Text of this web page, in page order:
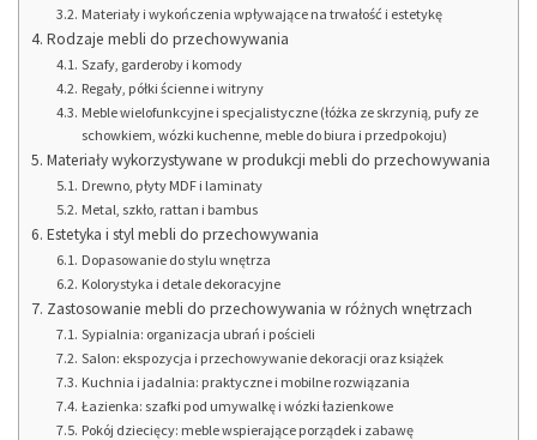
Materiały i wykończenia wpływające na trwałość i estetykę
Rodzaje mebli do przechowywania
Szafy, garderoby i komody
Regały, półki ścienne i witryny
Meble wielofunkcyjne i specjalistyczne (łóżka ze skrzynią, pufy ze
schowkiem, wózki kuchenne, meble do biura i przedpokoju)
Materiały wykorzystywane w produkcji mebli do przechowywania
Drewno, płyty MDF i laminaty
Metal, szkło, rattan i bambus
Estetyka i styl mebli do przechowywania
Dopasowanie do stylu wnętrza
Kolorystyka i detale dekoracyjne
Zastosowanie mebli do przechowywania w różnych wnętrzach
Sypialnia: organizacja ubrań i pościeli
Salon: ekspozycja i przechowywanie dekoracji oraz książek
Kuchnia i jadalnia: praktyczne i mobilne rozwiązania
Łazienka: szafki pod umywalkę i wózki łazienkowe
Pokój dziecięcy: meble wspierające porządek i zabawę